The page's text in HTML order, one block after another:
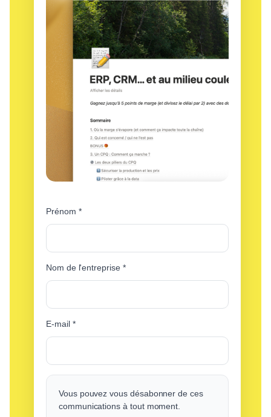
Prénom *
Nom de l'entreprise *
E-mail *
Vous pouvez vous désabonner de ces
communications à tout moment.